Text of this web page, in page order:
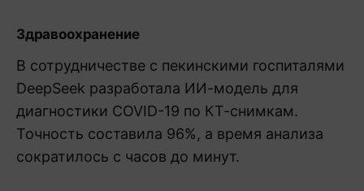
Здравоохранение
В сотрудничестве с пекинскими госпиталями
DeepSeek разработала ИИ-модель для
диагностики COVID-19 по КТ-снимкам.
Точность составила 96%, а время анализа
сократилось с часов до минут.